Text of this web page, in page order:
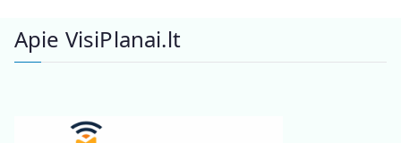
Apie VisiPlanai.lt